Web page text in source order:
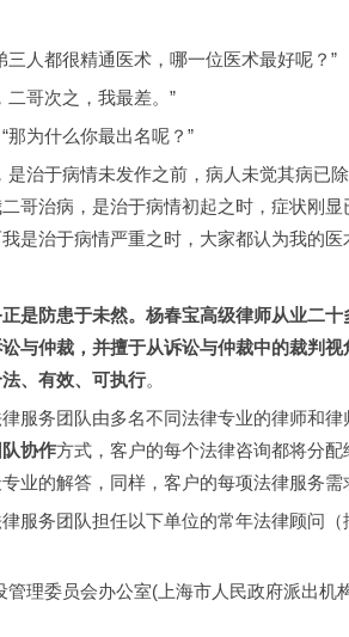
三人都很精通医术，哪一位医术最好呢？”
二哥次之，我最差。”
那为什么你最出名呢？”
是治于病情未发作之前，病人未觉其病已
哥治病，是治于病情初起之时，症状刚
是治于病情严重之时，大家都认为我的
是防患于未然。杨春宝高级律师从业二
与仲裁，并擅于从诉讼与仲裁中的裁判
、有效、可执行。
服务团队由多名不同法律专业的律师和
协作方式，客户的每个法律咨询都将分
业的解答，同样，客户的每项法律服务需
服务团队担任以下单位的常年法律顾问
管理委员会办公室(上海市人民政府派出机